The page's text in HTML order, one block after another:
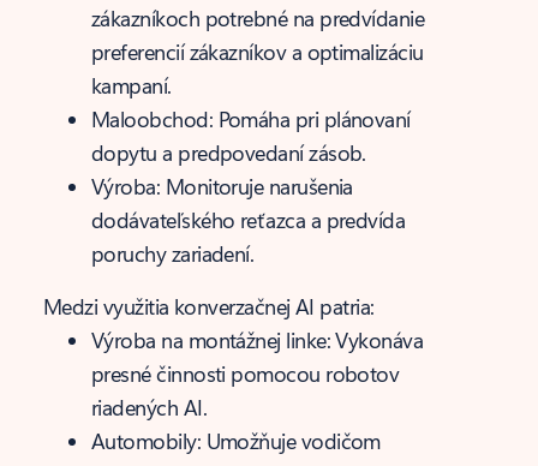
zákazníkoch potrebné na predvídanie
preferencií zákazníkov a optimalizáciu
kampaní.
Maloobchod: Pomáha pri plánovaní
dopytu a predpovedaní zásob.
Výroba: Monitoruje narušenia
dodávateľského reťazca a predvída
poruchy zariadení.
Medzi využitia konverzačnej AI patria:
Výroba na montážnej linke: Vykonáva
presné činnosti pomocou robotov
riadených AI.
Automobily: Umožňuje vodičom